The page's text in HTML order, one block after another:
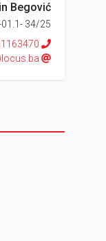
Begović
01.1- 34/25